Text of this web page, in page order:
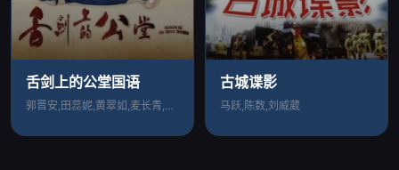
舌剑上的公堂国语
郭晋安,田蕊妮,黄翠如,麦长青,林晓峰,
古城谍影
马跃,陈数,刘威葳